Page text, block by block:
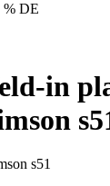
% DE
in
s51